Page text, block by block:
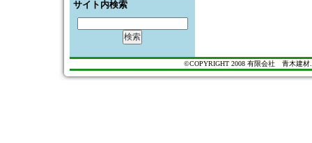
サイト内検索
©COPYRIGHT 2008 有限会社 青木建材.